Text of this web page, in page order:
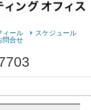
を学ぶなら
ィール
スケジュール
問合せ